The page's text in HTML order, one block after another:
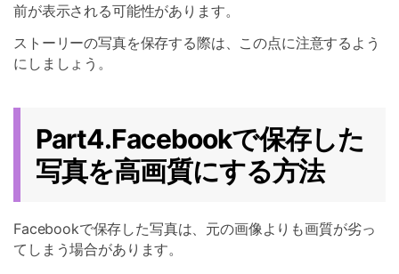
前が表示される可能性があります。
ストーリーの写真を保存する際は、この点に注意するよう
にしましょう。
Part4.Facebookで保存した
写真を高画質にする方法
Facebookで保存した写真は、元の画像よりも画質が劣っ
てしまう場合があります。